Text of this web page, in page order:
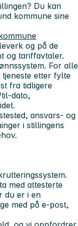
Du kan
kommune sine
og på de
og tariffavtaler.
For alle
etter fylte
fra tidligere
dato,
ansvars- og
i stillingens
med attesterte
du er i en
med på e-post,